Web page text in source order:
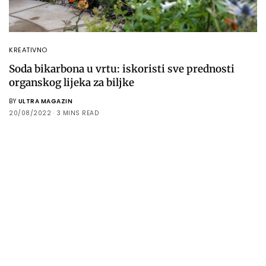
KREATIVNO
Soda bikarbona u vrtu: iskoristi sve prednosti
organskog lijeka za biljke
BY ULTRA MAGAZIN
20/08/2022
3 MINS READ